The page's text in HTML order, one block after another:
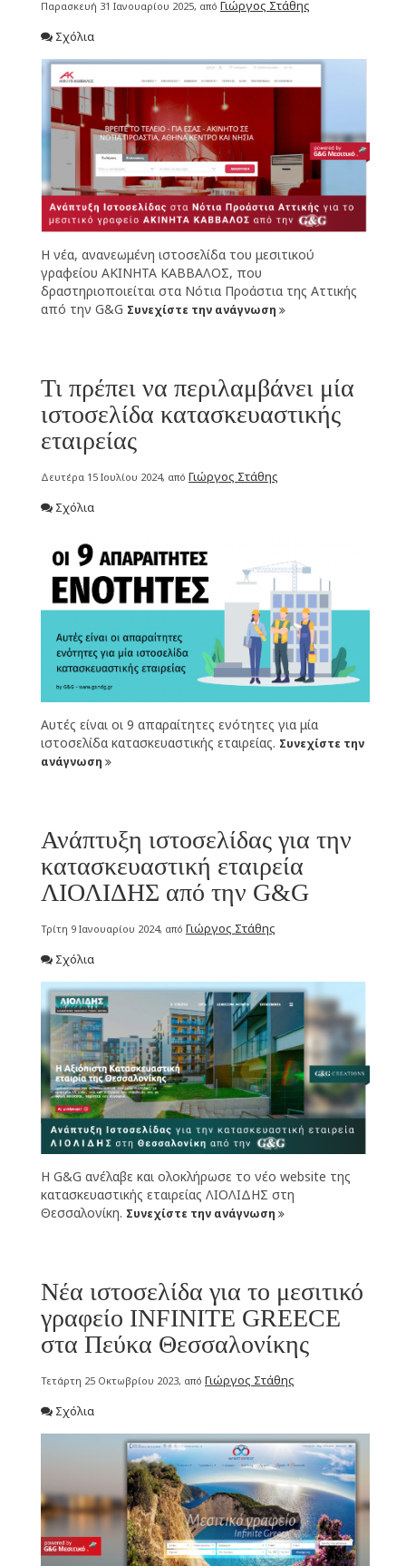
Παρασκευή 31 Ιανουαρίου 2025, από Γιώργος Στάθης
Σχόλια
Η νέα, ανανεωμένη ιστοσελίδα του μεσιτικού
γραφείου ΑΚΙΝΗΤΑ ΚΑΒΒΑΛΟΣ, που
δραστηριοποιείται στα Νότια Προάστια της Αττικής
από την G&G Συνεχίστε την ανάγνωση
Τι πρέπει να περιλαμβάνει μία
ιστοσελίδα κατασκευαστικής
εταιρείας
Δευτέρα 15 Ιουλίου 2024, από Γιώργος Στάθης
Σχόλια
Αυτές είναι οι 9 απαραίτητες ενότητες για μία
ιστοσελίδα κατασκευαστικής εταιρείας. Συνεχίστε την
ανάγνωση
Ανάπτυξη ιστοσελίδας για την
κατασκευαστική εταιρεία
ΛΙΟΛΙΔΗΣ από την G&G
Τρίτη 9 Ιανουαρίου 2024, από Γιώργος Στάθης
Σχόλια
Η G&G ανέλαβε και ολοκλήρωσε το νέο website της
κατασκευαστικής εταιρείας ΛΙΟΛΙΔΗΣ στη
Θεσσαλονίκη. Συνεχίστε την ανάγνωση
Νέα ιστοσελίδα για το μεσιτικό
γραφείο INFINITE GREECE
στα Πεύκα Θεσσαλονίκης
Τετάρτη 25 Οκτωβρίου 2023, από Γιώργος Στάθης
Σχόλια